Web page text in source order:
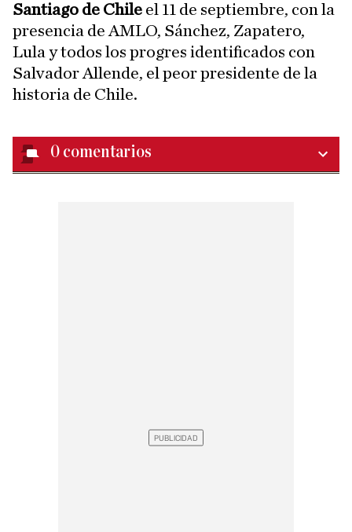
Santiago de Chile el 11 de septiembre, con la
presencia de AMLO, Sánchez, Zapatero,
Lula y todos los progres identificados con
Salvador Allende, el peor presidente de la
historia de Chile.
0 comentarios